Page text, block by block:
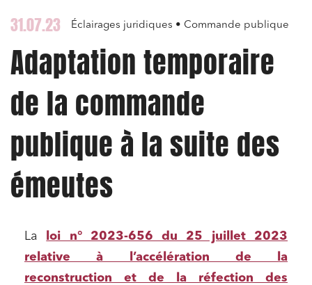
31.07.23 Éclairages juridiques • Commande publique
Adaptation temporaire
de la commande
publique à la suite des
émeutes
La
loi n° 2023-656 du 25 juillet 2023
relative à l’accélération de la
reconstruction et de la réfection des